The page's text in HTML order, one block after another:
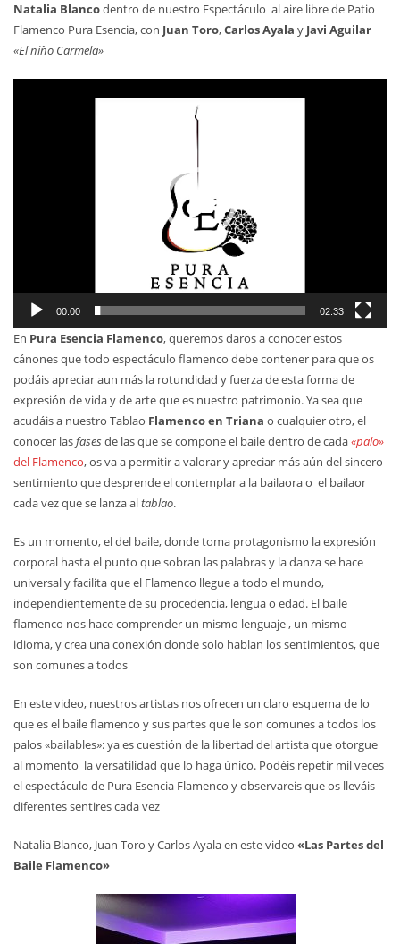
Natalia Blancodentro de nuestro Espectáculo al aire libre de Patio
Flamenco Pura Esencia, con Juan Toro,Carlos Ayala y Javi Aguilar
«El niño Carmela»
00:00 02:33
En Pura Esencia Flamenco, queremos daros a conocer estos
cánones que todo espectáculo flamenco debe contener para que os
podáis apreciar aun más la rotundidad y fuerza de esta forma de
expresión de vida y de arte que es nuestro patrimonio. Ya sea que
acudáis a nuestro Tablao Flamenco en Triana o cualquier otro, el
conocer lasfases de las que se compone el baile dentro de cada«palo»
del Flamenco, os va a permitir a valorar y apreciar más aún del sincero
sentimiento que desprende el contemplar a la bailaora o el bailaor
cada vez que se lanza altablao.
Es un momento, el del baile, donde toma protagonismo la expresión
corporal hasta el punto que sobran las palabras y la danza se hace
universal y facilita que el Flamenco llegue a todo el mundo,
independientemente de su procedencia, lengua o edad. El baile
flamenco nos hace comprender un mismo lenguaje , un mismo
idioma, y crea una conexión donde solo hablan los sentimientos, que
son comunes a todos
En este video, nuestros artistas nos ofrecen un claro esquema de lo
que es el baile flamenco y sus partes que le son comunes a todos los
palos «bailables»: ya es cuestión de la libertad del artista que otorgue
al momento la versatilidad que lo haga único. Podéis repetir mil veces
el espectáculo de Pura Esencia Flamenco y observareis que os lleváis
diferentes sentires cada vez
Natalia Blanco, Juan Toro y Carlos Ayala en este video «Las Partes del
Baile Flamenco»